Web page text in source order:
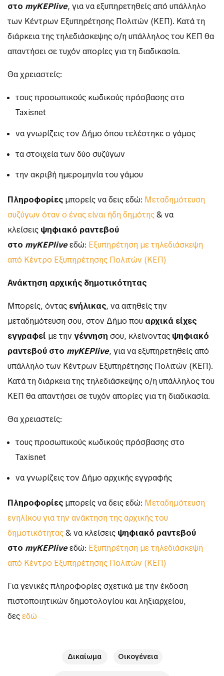
στο myKEPlive, για να εξυπηρετηθείς από υπάλληλο
των Κέντρων Εξυπηρέτησης Πολιτών (ΚΕΠ). Κατά τη
διάρκεια της τηλεδιάσκεψης ο/η υπάλληλος του ΚΕΠ θα
απαντήσει σε τυχόν απορίες για τη διαδικασία.
Θα χρειαστείς:
τους προσωπικούς κωδικούς πρόσβασης στο
Taxisnet
να γνωρίζεις τον Δήμο όπου τελέστηκε ο γάμος
τα στοιχεία των δύο συζύγων
την ακριβή ημερομηνία του γάμου
Πληροφορίες μπορείς να δεις εδώ: Μεταδημότευση
συζύγων όταν ο ένας είναι ήδη δημότης& να
κλείσεις ψηφιακό ραντεβού
στο myKEPliveεδώ: Εξυπηρέτηση με τηλεδιάσκεψη
από Κέντρο Εξυπηρέτησης Πολιτών (ΚΕΠ)
Ανάκτηση αρχικής δημοτικότητας
Μπορείς, όντας ενήλικας, να αιτηθείς την
μεταδημότευση σου, στον Δήμο που αρχικά είχες
εγγραφεί με την γέννηση σου, κλείνοντας ψηφιακό
ραντεβού στο myKEPlive, για να εξυπηρετηθείς από
υπάλληλο των Κέντρων Εξυπηρέτησης Πολιτών (ΚΕΠ).
Κατά τη διάρκεια της τηλεδιάσκεψης ο/η υπάλληλος του
ΚΕΠ θα απαντήσει σε τυχόν απορίες για τη διαδικασία.
Θα χρειαστείς:
τους προσωπικούς κωδικούς πρόσβασης στο
Taxisnet
να γνωρίζεις τον Δήμο αρχικής εγγραφής
Πληροφορίες μπορείς να δεις εδώ: Μεταδημότευση
ενηλίκου για την ανάκτηση της αρχικής του
δημοτικότητας& να κλείσεις ψηφιακό ραντεβού
στο myKEPliveεδώ: Εξυπηρέτηση με τηλεδιάσκεψη
από Κέντρο Εξυπηρέτησης Πολιτών (ΚΕΠ)
Για γενικές πληροφορίες σχετικά με την έκδοση
πιστοποιητικών δημοτολογίου και ληξιαρχείου,
δεςεδώ
Δικαίωμα Οικογένεια